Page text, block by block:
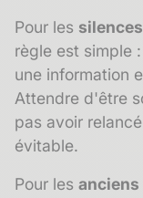
Pour les
règle est simple
une information
Attendre d'être
pas avoir
évitable.
Pour les